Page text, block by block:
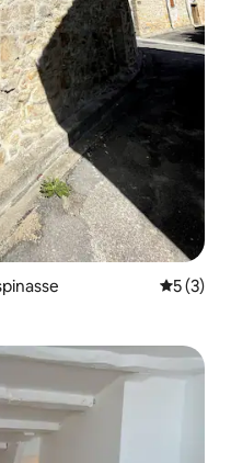
5 (3)
appréciés